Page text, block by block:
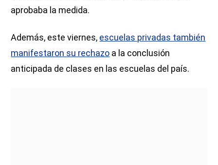
aprobaba la medida.
Además, este viernes, escuelas privadas también
manifestaron su rechazo a la conclusión
anticipada de clases en las escuelas del país.